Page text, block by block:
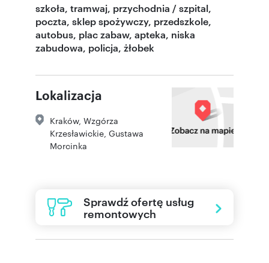
szkoła, tramwaj, przychodnia / szpital,
poczta, sklep spożywczy, przedszkole,
autobus, plac zabaw, apteka, niska
zabudowa, policja, żłobek
Lokalizacja
Kraków, Wzgórza
Krzesławickie Gustawa
Morcinka
Sprawdź ofertę usług
remontowych